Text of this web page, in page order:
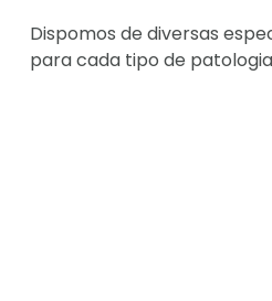
Dispomos de diversas
para cada tipo de